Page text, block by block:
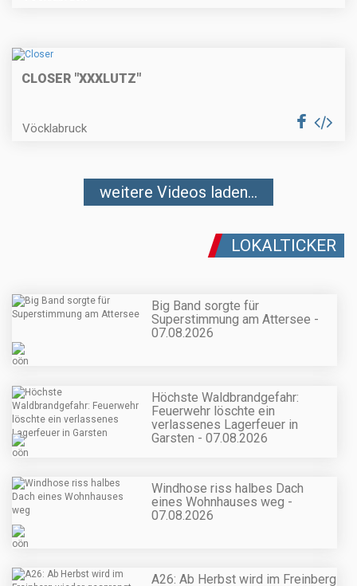
CLOSER "XXXLUTZ"
Vöcklabruck
weitere Videos laden...
LOKALTICKER
Big Band sorgte für
Superstimmung am Attersee -
07.08.2026
Höchste Waldbrandgefahr:
Feuerwehr löschte ein
verlassenes Lagerfeuer in
Garsten - 07.08.2026
Windhose riss halbes Dach
eines Wohnhauses weg -
07.08.2026
A26: Ab Herbst wird im Freinberg